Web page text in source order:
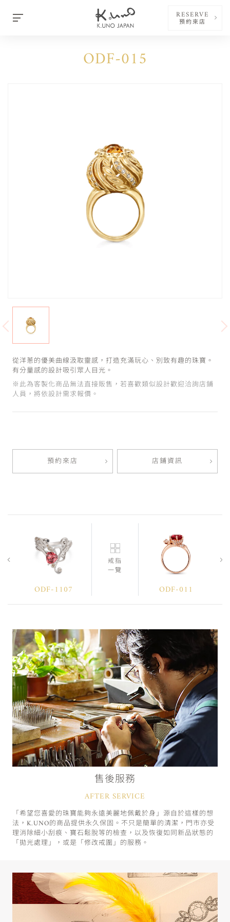
RESERVE
預約來店
ODF-015
從洋蔥的優美曲線汲取靈感，打造充滿玩心、別致有趣的珠寶。
有分量感的設計吸引眾人目光。
※此為客製化商品無法直接販售，若喜歡類似設計歡迎洽詢店鋪
人員，將依設計需求報價。
預約來店 店鋪資訊
ODF-1107
戒指
一覽
ODF-011
售後服務
AFTER SERVICE
「希望您喜愛的珠寶能夠永遠美麗地佩戴於身」源自於這樣的想
法，K.UNO的商品提供永久保固。不只是簡單的清潔，門市亦受
理消除細小刮痕、寶石鬆脫等的檢查，以及恢復如同新品狀態的
「拋光處理」，或是「修改戒圍」的服務。